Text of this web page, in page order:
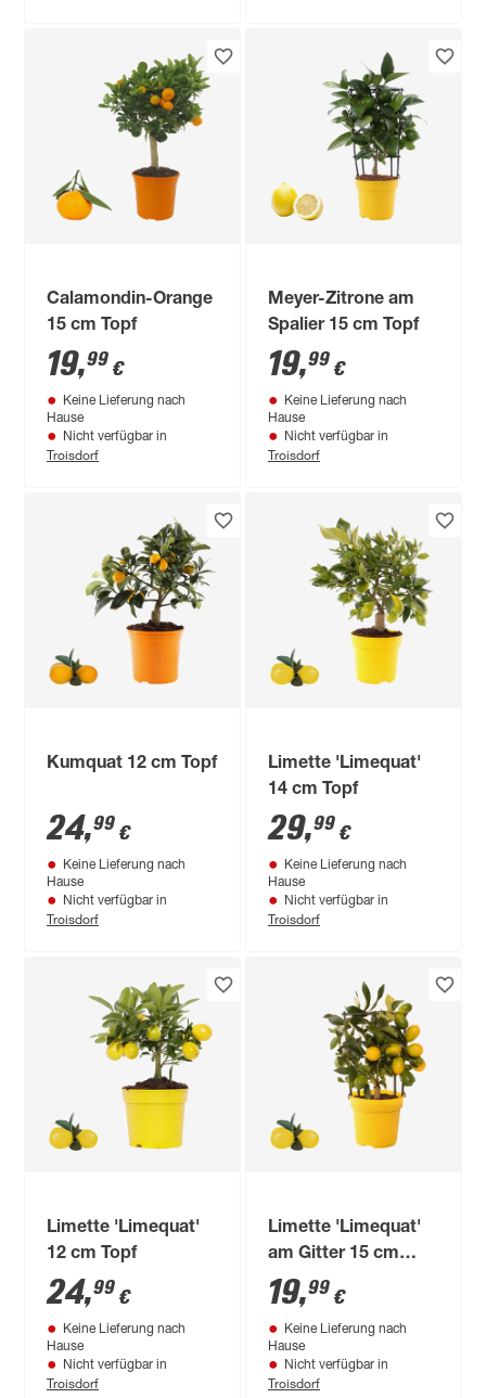
Calamondin-Orange
15 cm Topf
19,99 €
Keine Lieferung nach
Hause
Nicht verfügbar in
Troisdorf
Meyer-Zitrone am
Spalier 15 cm Topf
19,99 €
Keine Lieferung nach
Hause
Nicht verfügbar in
Troisdorf
Kumquat 12 cm Topf
24,99 €
Keine Lieferung nach
Hause
Nicht verfügbar in
Troisdorf
Limette 'Limequat'
14 cm Topf
29,99 €
Keine Lieferung nach
Hause
Nicht verfügbar in
Troisdorf
Limette 'Limequat'
12 cm Topf
24,99 €
Keine Lieferung nach
Hause
Nicht verfügbar in
Troisdorf
Limette 'Limequat'
am Gitter 15 cm
Topf
19,99 €
Keine Lieferung nach
Hause
Nicht verfügbar in
Troisdorf